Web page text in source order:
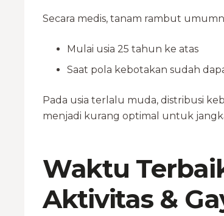
Secara medis, tanam rambut
Mulai usia 25 tahun ke atas
Saat pola kebotakan sudah
Pada usia terlalu muda, distribusi
menjadi kurang optimal untuk
Waktu
Aktivitas &